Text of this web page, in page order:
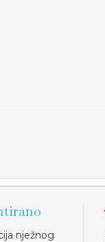
nježnog